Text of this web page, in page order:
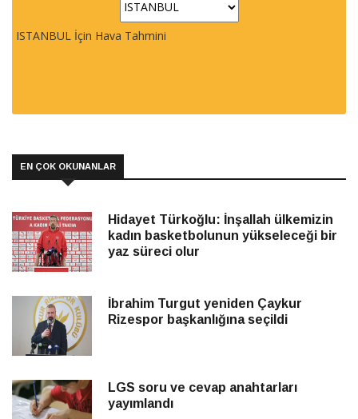
ISTANBUL İçin Hava Tahmini
EN ÇOK OKUNANLAR
Hidayet Türkoğlu: İnşallah ülkemizin
kadın basketbolunun yükseleceği bir
yaz süreci olur
İbrahim Turgut yeniden Çaykur
Rizespor başkanlığına seçildi
LGS soru ve cevap anahtarları
yayımlandı